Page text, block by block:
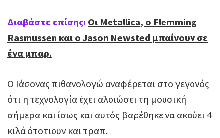
Διαβάστε επίσης: Οι Metallica, ο Flemming
Rasmussen και ο Jason Newsted μπαίνουν σε
ένα μπαρ.
Ο Ιάσονας πιθανολογώ αναφέρεται στο γεγονός
ότι η τεχνολογία έχει αλοιώσει τη μουσική
σήμερα και ίσως και αυτός βαρέθηκε να ακούει 4
κιλά ότοτιουν και τραπ.